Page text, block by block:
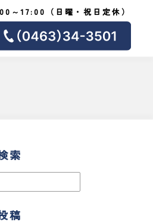
～17:00（日曜・祝日定休）
索
稿